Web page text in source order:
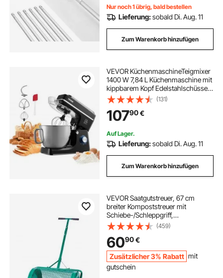
Nur noch 1 übrig, bald bestellen
Lieferung:sobald Di. Aug. 11
Zum Warenkorb hinzufügen
VEVOR KüchenmaschineTeigmixer
1400 W 7,84 L Küchenmaschine mit
kippbarem Kopf Edelstahlschüssel
Knethaken Schneebesen Schaber,
Haushalts-Küchenmaschine zum
Backen und Mixen, schwarz
(131)
10790€
Auf Lager.
Lieferung:sobald Di. Aug. 11
Zum Warenkorb hinzufügen
VEVOR Saatgutstreuer, 67 cm
breiter Kompoststreuer mit
Schiebe-/Schleppgriff,
Torfmoosstreuer 4 Höhen
verstellbar, Gartenstreuer für
Garten, robuster Grassamenstreuer
zum Pflanzen & Säen
(459)
6090€
Zusätzlicher 3% Rabatt mit
gutschein